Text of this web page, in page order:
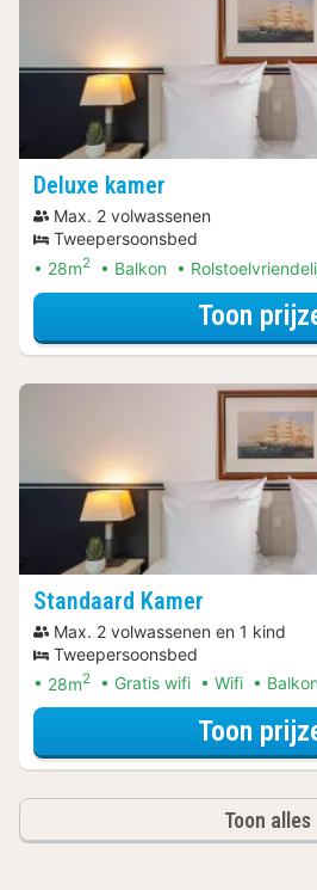
Deluxe kamer
Max. 2 volwassenen
Tweepersoonsbed
28m2 Balkon
Toon
Standaard Kamer
Max. 2 volwassenen en 1 kind
Tweepersoonsbed
28m2 Gratis wifi Wifi Balkon
Toon
Toon alles